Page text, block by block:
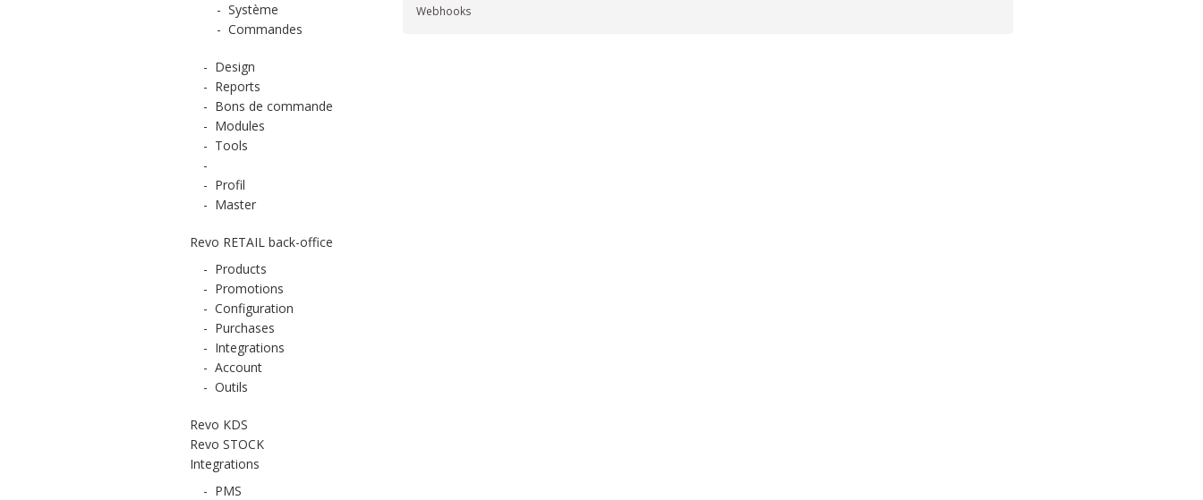
- Système
- Commandes
- Design
- Reports
- Bons de commande
- Modules
- Tools
-
- Profil
- Master
Revo RETAIL back-office
- Products
- Promotions
- Configuration
- Purchases
- Integrations
- Account
- Outils
Revo KDS
Revo STOCK
Integrations
- PMS
Webhooks